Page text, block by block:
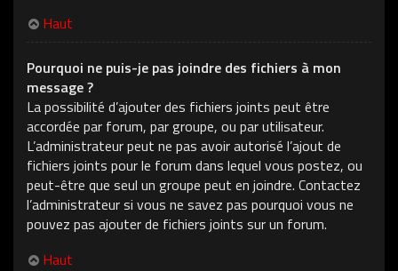
Haut
Pourquoi ne puis-je pas joindre des fichiers à mon
message ?
La possibilité d’ajouter des fichiers joints peut être
accordée par forum, par groupe, ou par utilisateur.
L’administrateur peut ne pas avoir autorisé l’ajout de
fichiers joints pour le forum dans lequel vous postez, ou
peut-être que seul un groupe peut en joindre. Contactez
l’administrateur si vous ne savez pas pourquoi vous ne
pouvez pas ajouter de fichiers joints sur un forum.
Haut